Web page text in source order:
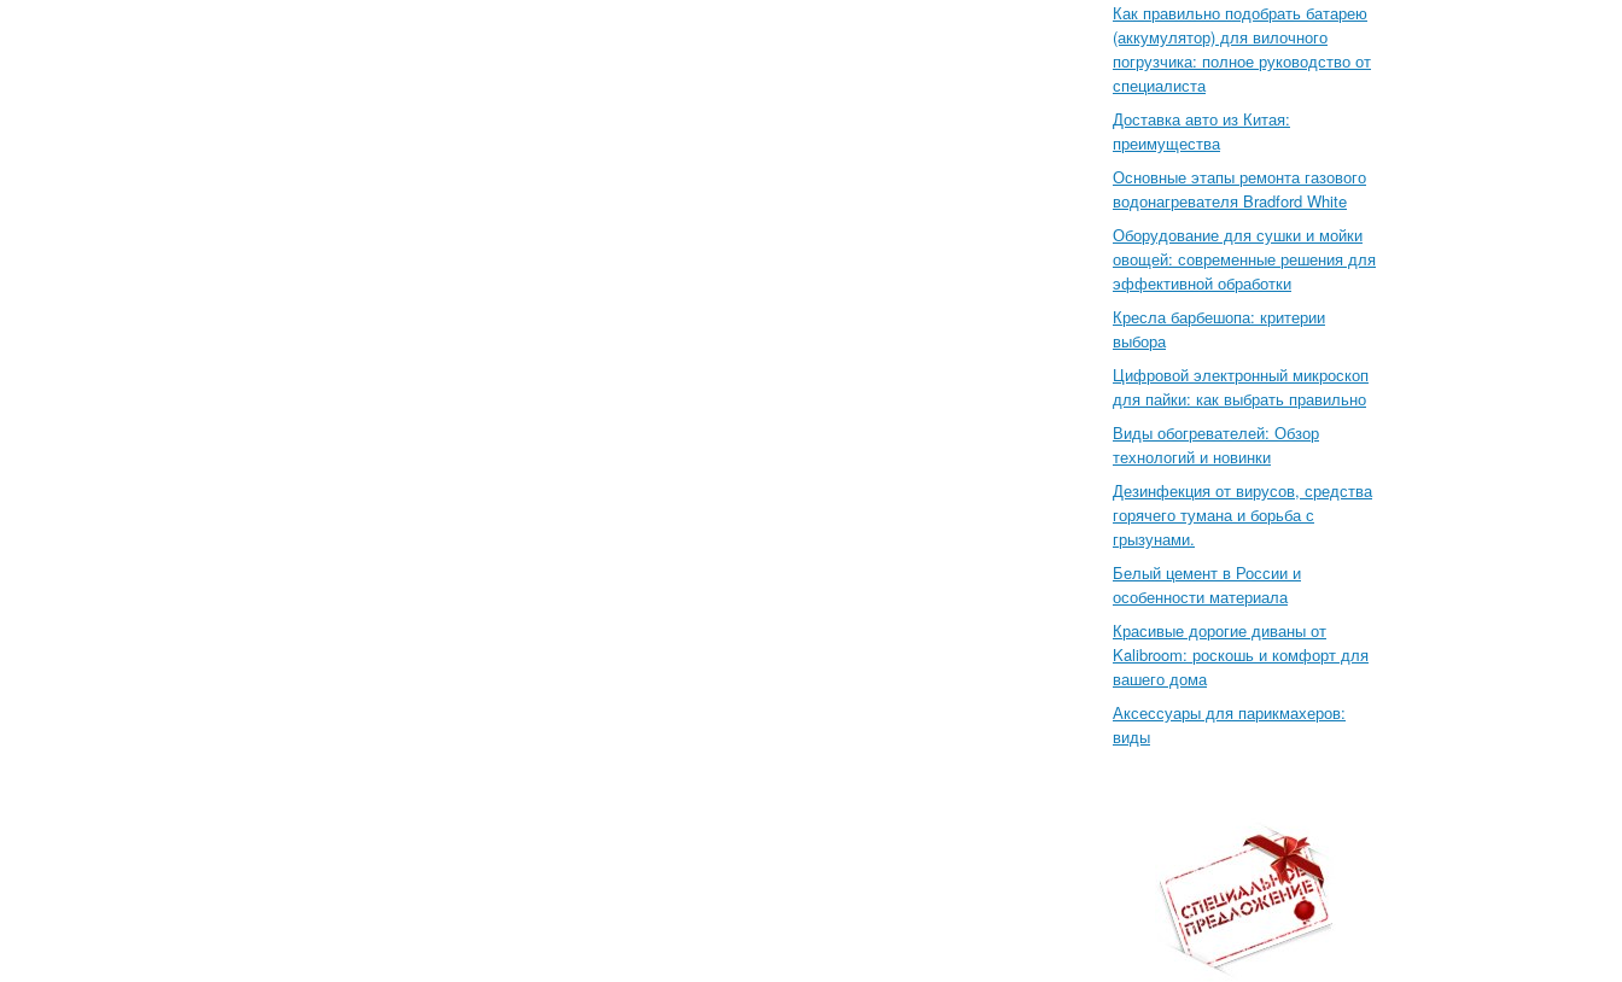
Как правильно подобрать батарею
(аккумулятор) для вилочного
погрузчика: полное руководство от
специалиста
Доставка авто из Китая:
преимущества
Основные этапы ремонта газового
водонагревателя Bradford White
Оборудование для сушки и мойки
овощей: современные решения для
эффективной обработки
Кресла барбешопа: критерии
выбора
Цифровой электронный микроскоп
для пайки: как выбрать правильно
Виды обогревателей: Обзор
технологий и новинки
Дезинфекция от вирусов, средства
горячего тумана и борьба с
грызунами.
Белый цемент в России и
особенности материала
Красивые дорогие диваны от
Kalibroom: роскошь и комфорт для
вашего дома
Аксессуары для парикмахеров:
виды